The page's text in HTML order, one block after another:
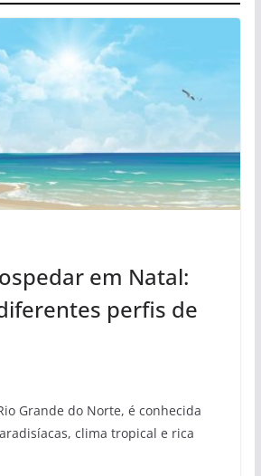
em Natal:
perfis de
Grande do Norte, é conhecida
clima tropical e rica